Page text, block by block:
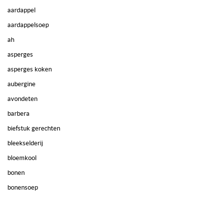
aardappel
aardappelsoep
ah
asperges
asperges koken
aubergine
avondeten
barbera
biefstuk gerechten
bleekselderij
bloemkool
bonen
bonensoep